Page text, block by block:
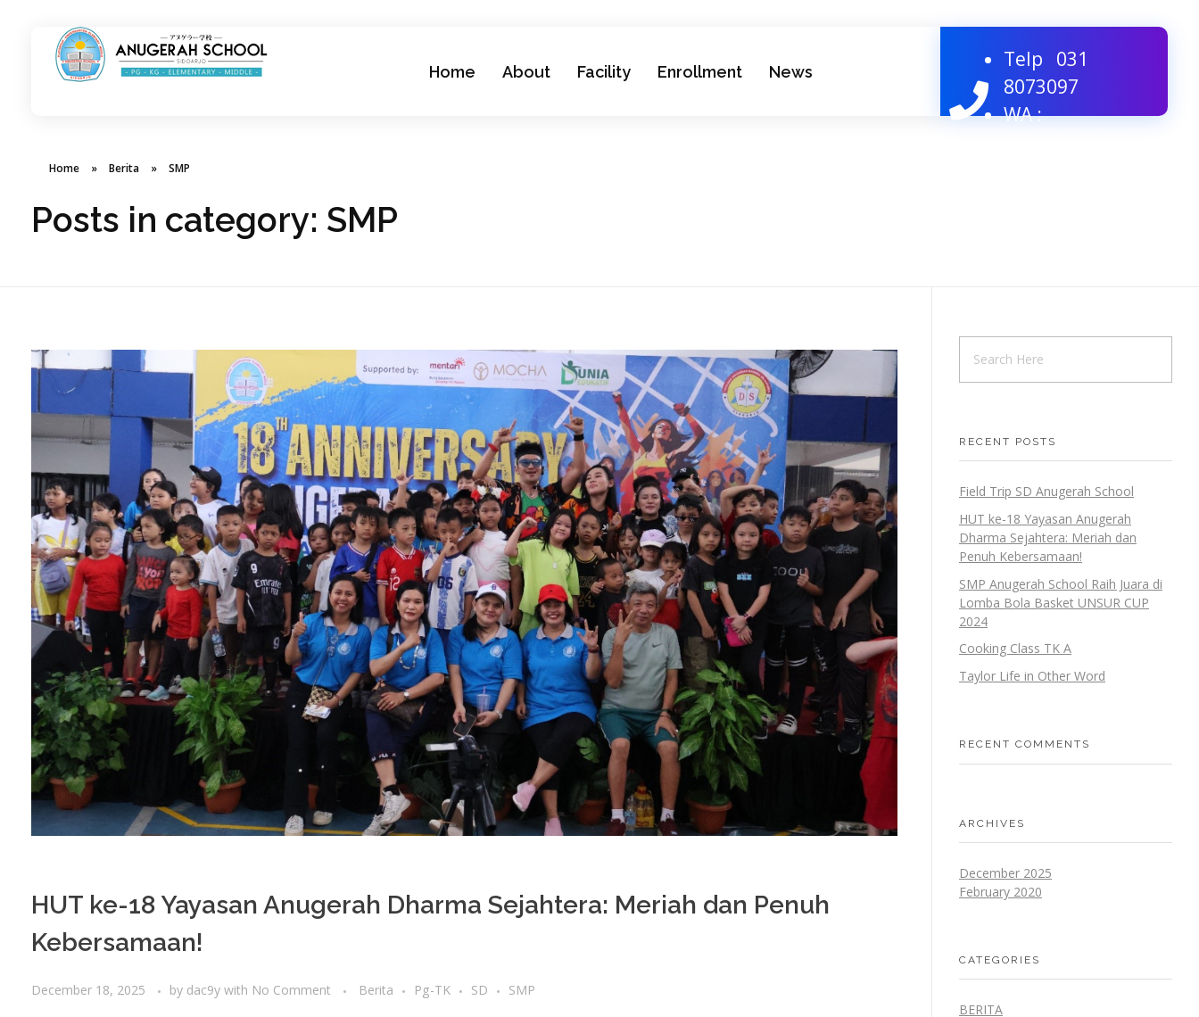
Home About Facility Enrollment News Telp 031
8073097
WA :
Home » Berita » SMP
Posts in category: SMP
HUT ke-18 Yayasan Anugerah Dharma Sejahtera: Meriah dan Penuh
Kebersamaan!
December 18, 2025 by dac9y with No Comment Berita Pg-TK SD SMP
RECENT POSTS
Field Trip SD Anugerah School
HUT ke-18 Yayasan Anugerah
Dharma Sejahtera: Meriah dan
Penuh Kebersamaan!
SMP Anugerah School Raih Juara di
Lomba Bola Basket UNSUR CUP
2024
Cooking Class TK A
Taylor Life in Other Word
RECENT COMMENTS
ARCHIVES
December 2025
February 2020
CATEGORIES
BERITA